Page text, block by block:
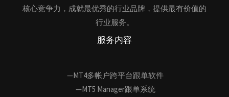
核心竞争力，成就最优秀的行业品牌，提供最有价值的
行业服务。
服务内容
—MT4多帐户跨平台跟单软件
—MT5 Manager跟单系统